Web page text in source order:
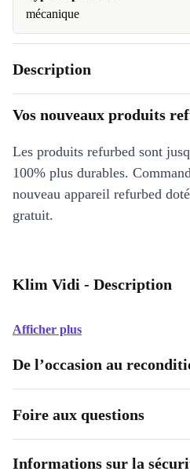
mécanique
Description
Vos nouveaux produits
Les produits refurbed sont
100% plus durables.
nouveau appareil refurbed
gratuit.
Klim Vidi - Description
Afficher plus
De l’occasion au
Foire aux questions
Informations sur la